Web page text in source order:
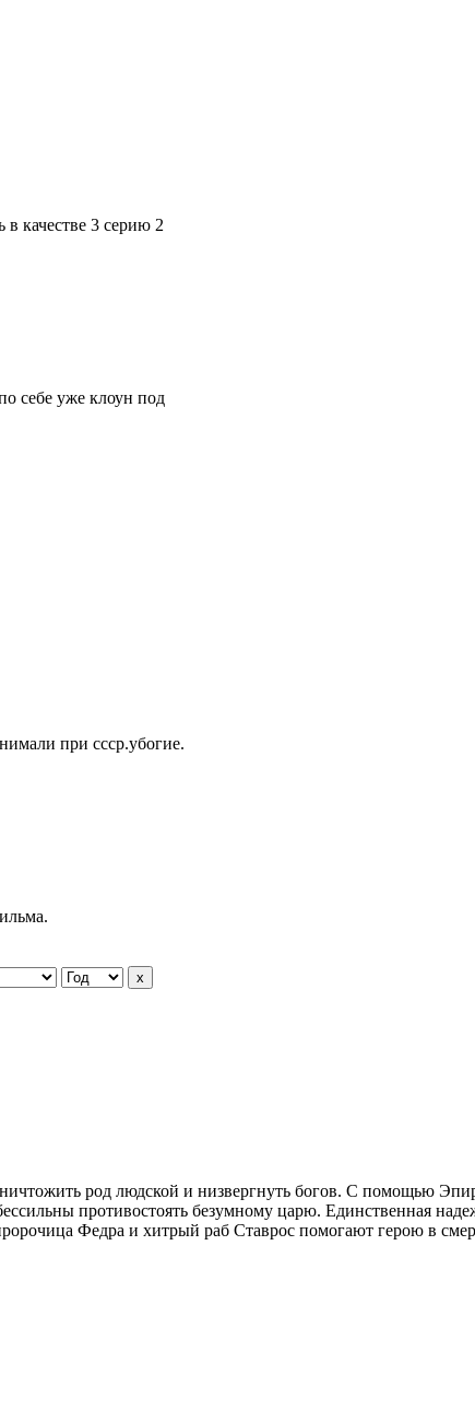
в качестве 3 серию 2
себе уже клоун под
при ссср.убогие.
род людской и низвергнуть богов. С помощью
противостоять безумному царю. Единственная
Федра и хитрый раб Ставрос помогают герою в